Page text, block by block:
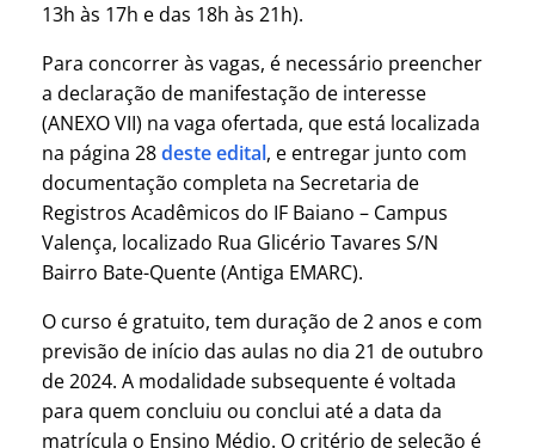
13h às 17h e das 18h às 21h).
Para concorrer às vagas, é necessário preencher
a declaração de manifestação de interesse
(ANEXO VII) na vaga ofertada, que está localizada
na página 28deste edital, e entregar junto com
documentação completa na Secretaria de
Registros Acadêmicos do IF Baiano – Campus
Valença, localizado Rua Glicério Tavares S/N
Bairro Bate-Quente (Antiga EMARC).
O curso é gratuito, tem duração de 2 anos e com
previsão de início das aulas no dia 21 de outubro
de 2024. A modalidade subsequente é voltada
para quem concluiu ou conclui até a data da
matrícula o Ensino Médio. O critério de seleção é